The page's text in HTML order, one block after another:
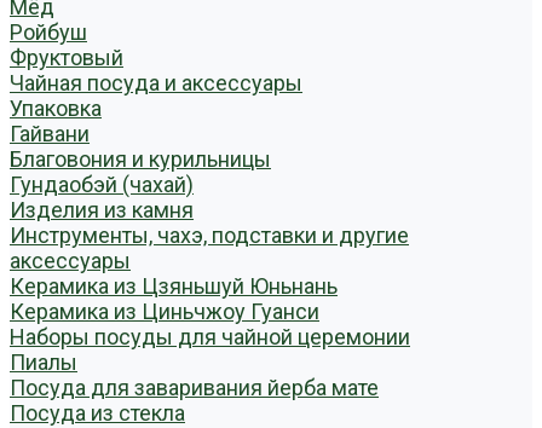
Мёд
Ройбуш
Фруктовый
Чайная посуда и аксессуары
Упаковка
Гайвани
Благовония и курильницы
Гундаобэй (чахай)
Изделия из камня
Инструменты, чахэ, подставки и другие
аксессуары
Керамика из Цзяньшуй Юньнань
Керамика из Циньчжоу Гуанси
Наборы посуды для чайной церемонии
Пиалы
Посуда для заваривания йерба мате
Посуда из стекла